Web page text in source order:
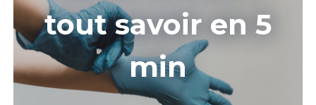
tout savoir en 5
min